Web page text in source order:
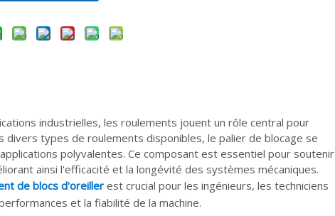
industrielles, les roulements jouent un rôle central pour
divers types de roulements disponibles, le palier de blocage se
polyvalentes. Ce composant est essentiel pour soutenir
ainsi l'efficacité et la longévité des systèmes mécaniques.
de blocs d'oreillerest crucial pour les ingénieurs, les techniciens
et la fiabilité de la machine.